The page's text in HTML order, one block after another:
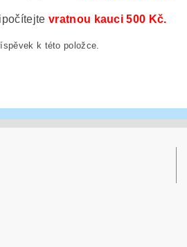
vratnou kauci 500 Kč.
k této položce.